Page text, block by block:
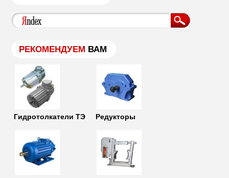
РЕКОМЕНДУЕМ ВАМ
Гидротолкатели ТЭ Редукторы